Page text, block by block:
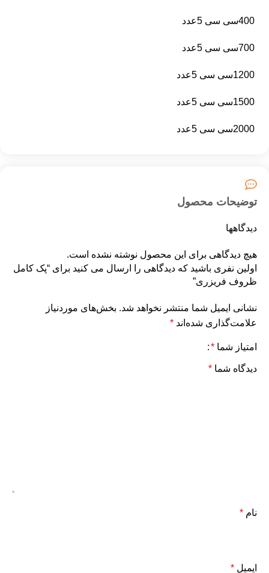
400سی سی 5عدد
700سی سی 5عدد
1200سی سی 5عدد
1500سی سی 5عدد
2000سی سی 5عدد
توضیحات محصول
دیدگاهها
هیچ دیدگاهی برای این محصول نوشته نشده است.
اولین نفری باشید که دیدگاهی را ارسال می کنید برای “پک کامل
ظروف فریزری”
نشانی ایمیل شما منتشر نخواهد شد. بخش‌های موردنیاز
علامت‌گذاری شده‌اند *
امتیاز شما *
دیدگاه شما *
نام *
ایمیل *